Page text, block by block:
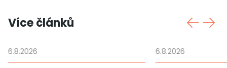
Více článků
6.8.2026 6.8.2026